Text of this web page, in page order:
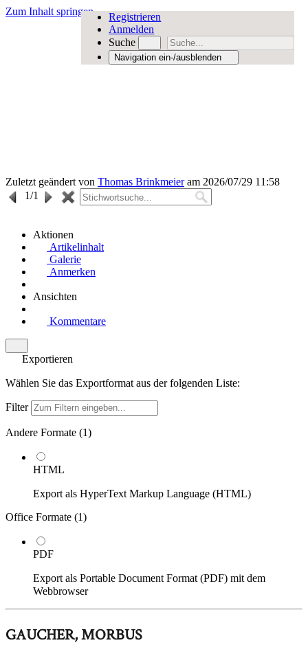
Zum Inhalt springen
Registrieren
Anmelden
Suche
Navigation ein-/ausblenden
Zuletzt geändert von Thomas Brinkmeieram 2026/07/29 11:58
1/1
Aktionen
Artikelinhalt
Galerie
Anmerken
Ansichten
Kommentare
Exportieren
Wählen Sie das Exportformat aus der folgenden Liste:
Filter
Andere Formate (1)
HTML
Export als HyperText Markup Language (HTML)
Office Formate (1)
PDF
Export als Portable Document Format (PDF) mit dem
Webbrowser
GAUCHER, MORBUS